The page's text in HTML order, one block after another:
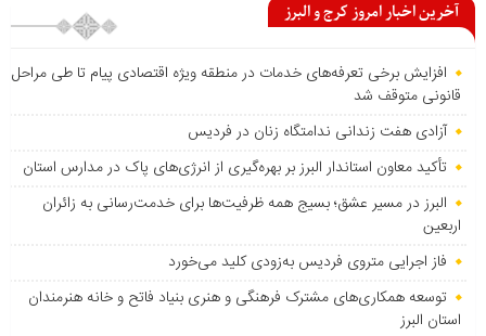
آخرین اخبار امروز کرج و البرز
افزایش برخی تعرفه‌های خدمات در منطقه ویژه اقتصادی پیام تا طی مراحل
قانونی متوقف شد
آزادی هفت زندانی ندامتگاه زنان در فردیس
تأکید معاون استاندار البرز بر بهره‌گیری از انرژی‌های پاک در مدارس استان
البرز در مسیر عشق؛ بسیج همه ظرفیت‌ها برای خدمت‌رسانی به زائران
اربعین
فاز اجرایی متروی فردیس به‌زودی کلید می‌خورد
توسعه همکاری‌های مشترک فرهنگی و هنری بنیاد فاتح و خانه هنرمندان
استان البرز